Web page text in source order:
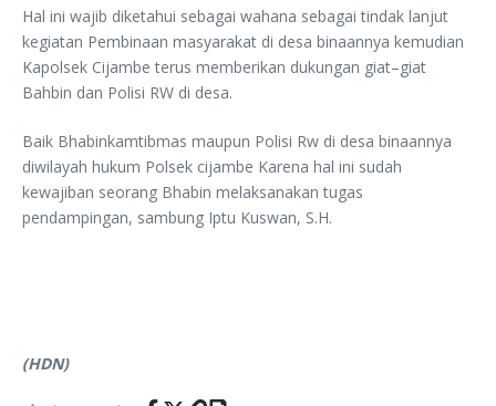
Hal ini wajib diketahui sebagai wahana sebagai tindak lanjut
kegiatan Pembinaan masyarakat di desa binaannya kemudian
Kapolsek Cijambe terus memberikan dukungan giat–giat
Bahbin dan Polisi RW di desa.
Baik Bhabinkamtibmas maupun Polisi Rw di desa binaannya
diwilayah hukum Polsek cijambe Karena hal ini sudah
kewajiban seorang Bhabin melaksanakan tugas
pendampingan, sambung Iptu Kuswan, S.H.
(HDN)